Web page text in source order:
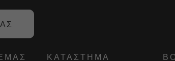
ΚΑΤΆΣΤΗΜΑ